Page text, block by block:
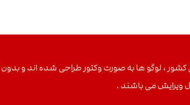
از لوگو های بیش از ۴۰ ارگان دولتی کشور ، لوگو ها به صورت